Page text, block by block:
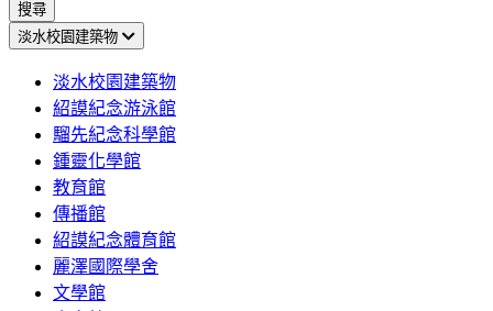
搜尋
淡水校園建築物
淡水校園建築物
紹謨紀念游泳館
騮先紀念科學館
鍾靈化學館
教育館
傳播館
紹謨紀念體育館
麗澤國際學舍
文學館